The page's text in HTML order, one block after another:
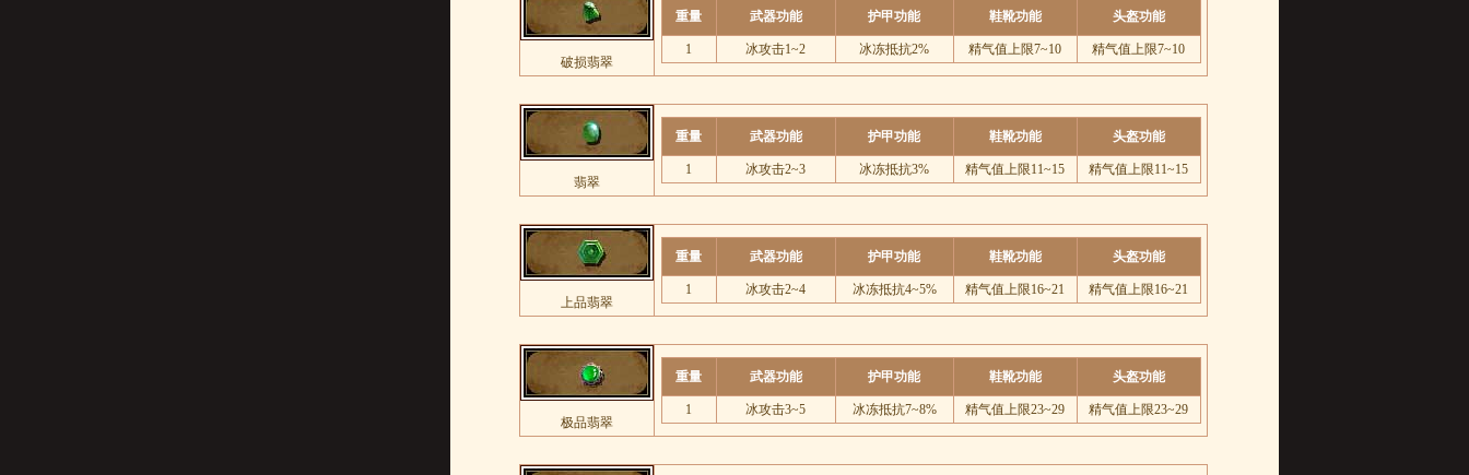
破损翡翠
重量 武器功能 护甲功能 鞋靴功能 头盔功能
1 冰攻击1~2 冰冻抵抗2% 精气值上限7~10 精气值上限7~10
翡翠
重量 武器功能 护甲功能 鞋靴功能 头盔功能
1 冰攻击2~3 冰冻抵抗3% 精气值上限11~15 精气值上限11~15
上品翡翠
重量 武器功能 护甲功能 鞋靴功能 头盔功能
1 冰攻击2~4 冰冻抵抗4~5% 精气值上限16~21 精气值上限16~21
极品翡翠
重量 武器功能 护甲功能 鞋靴功能 头盔功能
1 冰攻击3~5 冰冻抵抗7~8% 精气值上限23~29 精气值上限23~29